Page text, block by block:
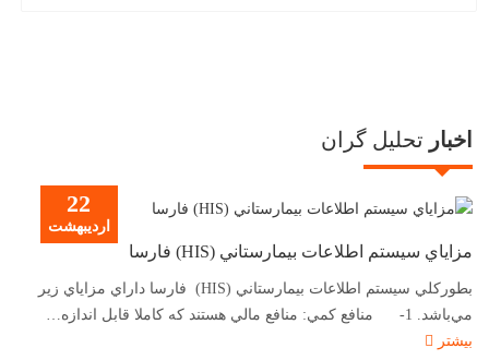
اخبار تحلیل گران
22
ارديبهشت
مزاياي سيستم اطلاعات بيمارستاني (HIS) فارسا
بطور‌كلي سيستم اطلاعات بيمارستاني (HIS) فارسا داراي مزاياي زير
مي‌باشد. 1- منافع کمي: منافع مالي هستند که کاملا قابل اندازه
بیشتر